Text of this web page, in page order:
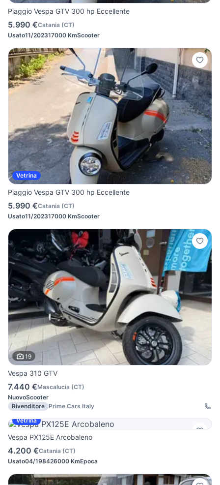
Piaggio Vespa GTV 300 hp Eccellente
5.990 €Catania (CT)
Usato11/202317000 KmScooter
Vetrina
Piaggio Vespa GTV 300 hp Eccellente
5.990 €Catania (CT)
Usato11/202317000 KmScooter
19
Vespa 310 GTV
7.440 €Mascalucia (CT)
NuovoScooter
Rivenditore Prime Cars Italy
Vetrina
Vespa PX125E Arcobaleno
4.200 €Catania (CT)
Usato04/198426000 KmEpoca